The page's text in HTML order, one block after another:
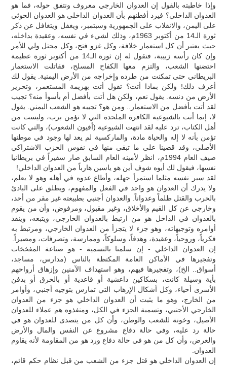
وإذا خاطبته بالقول إن العدوان الخارجي معروف ونتفق حوله، فما هو
العدوان الداخلي؟ فيرد أفطنهم بأن العدوان الداخلي هو العدوان الحوثي
على اليمن، والانقلاب على الجمهورية وسبتمبر، ويغفل ويتغافل عن ذكر
ثورة الـ14 من أكتوبر 1963م، وذلك لشيء في نفسه، وعقيدة بداخله،
حيث يعتبر أن كل استعمار خلافة، وكل غزو فتح، وكل محتل ولي للأمر
وإن كان رأسه زبيبة، فتقول له إن ثورة الـ14 من أكتوبر ثورة عظيمة
احتضنها الشعب، والتزم معها الكفاح المسلح، فقاتلت الاستعمار
البريطاني حتى تمكنت من طرده وإخراجه من الأرض اليمنية. يقول لك
أعرف ذلك! ولكن بماذا أتت؟ تقول أتت بهزيمة المستعمر، وتحرير
الأرض من دنسه. يقول نعم، ولكن هل أتت بأفضل أم بأسوأ منه؟ تجيب
لقد أتت بأفضل من الاستعمار.. ومن هو؟ تجيبه هو الشعب اليمني. يقول
لا، إنما أتت بالشيوعية الكافرة الملحدة التي لا تؤمن برب، وليست من
أهل الكتاب، ترد عليه لقد انتهت الشيوعية (أفيون الشعوب)، والتي كانت
تؤمن بأنه لا إله والحياة مادة، والماركسية لم يعد لها وجود في موطنها
الأصلي، وقد قضينا على ما تبقى منها في نفوس الحزب الاشتراكي
صيف العام 1994م، انظر لأمينه العام السابق صار سفيراً في بريطانيا
نفسها، فيقول لك أيوه شوف أين هو ياسين هارباً من العدوان الداخلي!
لقد سير نفسه مثلما استمرأ جهله، وأطاع عدوه في أهله وهو لا يعلم،
ولا يدرك أن العدوان هو واحد في الفعل والمفهوم، ويطلق على البادئ
بالحرب والقتل ظلماً وعدواناً. والعدوان أجنبي بطبيعته غير مقر من أحد،
وخارجي عن كل القيم والأخلاق، وغير مقبول، ومرفوض، وأن من يقوم
بالعدوان في الداخل هو من ارتبط بالعدوان الخارجي، ويتبعه، وينفذ
أوامره وتوجيهاته، وهو جزء لا يتجزأ من العدوان الخارجي، ومرتبط به
فكرياً، وروحياً، وعقيدة، وهدفاً، وسلوكاً، وممارسة، وتصرفات، ومصيراً.
إن العدوان الداخلي - إن سلمنا بالتسمية - هو صناعة المفخخات
وتفجيرها في الأماكن العامة المكتظة بالناس (مدارس، مساجد،
أسواق.. الخ)، وتفجيرها فيهم، وهو استهداف الآمنين وإزهاق أرواحهم
بأية وسيلة كانت، بسكاكين داعشية أو قاعدية أو بالحرق أو بدفن
الأسرى أحياء، وكل أشكال الإرهاب التي تمارس بتوجيه أجنبي، وأوامر
من الخارج، وهو ما يثبت أن العدوان الداخلي هو جزء من العدوان
الخارجي الأجنبي، وتسمية الجزء في الكل، ومنفذوه هم عملاء للعدوان
الأصيل، وخونة للشعب والوطن، وأن كل من يتصدى للعدوان هو في
حالة رد عليه، وفي حالة دفاع مشروع عن النفس والمال والأرض
والعرض، وأن كل من هو في حالة دفاع ورد هو من المقاومة لأنه يقاوم
العدوان.
إن العدوان الداخلي هو قتل جزء من الشعب من قبل نظام حكم قائم،